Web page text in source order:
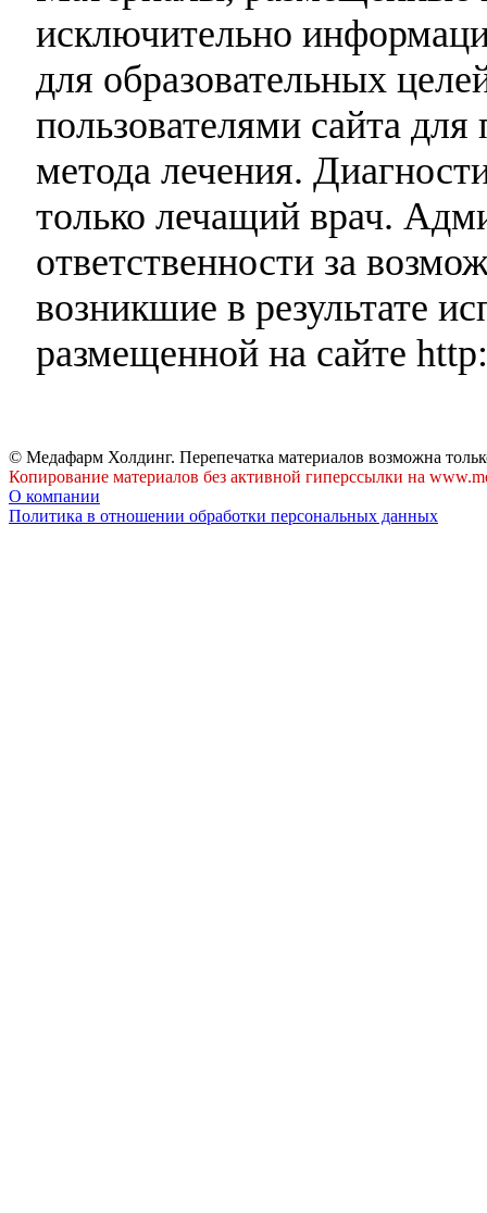
исключительно
для образовательных
пользователями сайта
метода лечения.
только лечащий врач.
ответственности за
возникшие в результате
размещенной на сайте
© Медафарм Холдинг. Перепечатка материалов возможна
Копирование материалов без активной гиперссылки на
О компании
Политика в отношении обработки персональных данных